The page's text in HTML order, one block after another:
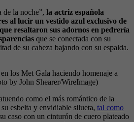
de la noche”, la actriz española
al lucir un vestido azul exclusivo de
resaltaron sus adornos en pedrería
que se conectada con su
de su cabeza bajando con su espalda.
los Met Gala haciendo homenaje a
by John Shearer/WireImage)
como el más romántico de la
esbelta y envidiable silueta, tal como
caso con un cinturón de cuero plateado